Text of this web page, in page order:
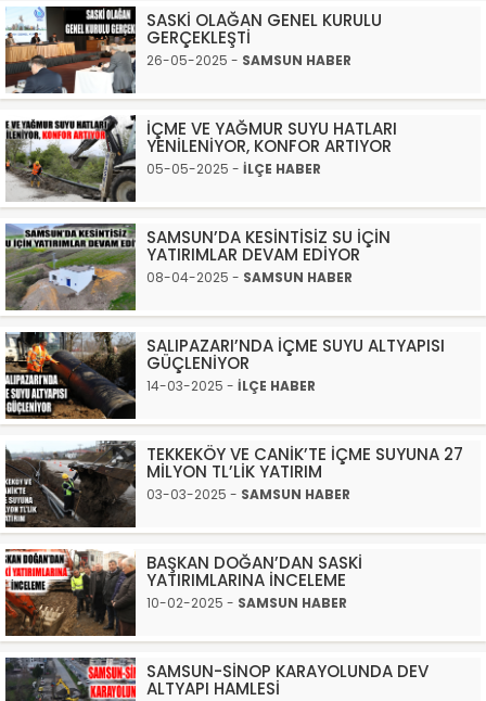
SASKİ OLAĞAN GENEL KURULU
GERÇEKLEŞTİ
26-05-2025 - SAMSUN HABER
İÇME VE YAĞMUR SUYU HATLARI
YENİLENİYOR, KONFOR ARTIYOR
05-05-2025 - İLÇE HABER
SAMSUN’DA KESİNTİSİZ SU İÇİN
YATIRIMLAR DEVAM EDİYOR
08-04-2025 - SAMSUN HABER
SALIPAZARI’NDA İÇME SUYU ALTYAPISI
GÜÇLENİYOR
14-03-2025 - İLÇE HABER
TEKKEKÖY VE CANİK’TE İÇME SUYUNA 27
MİLYON TL’LİK YATIRIM
03-03-2025 - SAMSUN HABER
BAŞKAN DOĞAN’DAN SASKİ
YATIRIMLARINA İNCELEME
10-02-2025 - SAMSUN HABER
SAMSUN-SİNOP KARAYOLUNDA DEV
ALTYAPI HAMLESİ